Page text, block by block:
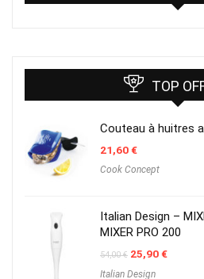
TOP
Couteau à huitres
21,60€
Cook Concept
Italian Design –
MIXER PRO 200
54,00€ Original
25,90€Current
Italian Design